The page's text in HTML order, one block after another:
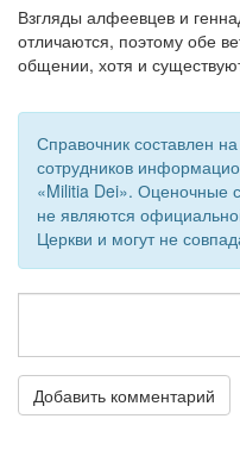
см. календарь
Обратная связь
mail@apologia.ru
Отправить сообщение
Вход
Взгляды алфеевцев и
отличаются, поэтому обе
общении, хотя и
Справочник составлен
сотрудников
«Militia Dei». Оценочные
не являются
Церкви и могут не
Добавить комментарий